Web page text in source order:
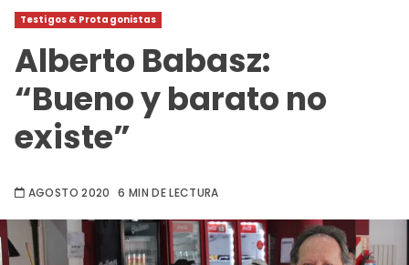
Testigos & Protagonistas
Alberto Babasz:
“Bueno y barato no
existe”
AGOSTO 2020 6 MIN DE LECTURA